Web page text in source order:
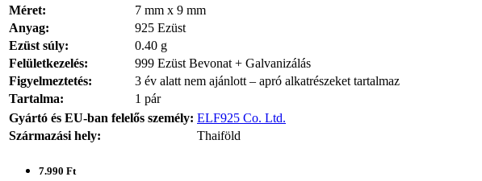
Méret:
7 mm x 9 mm
Anyag:
925 Ezüst
Ezüst súly:
0.40 g
Felületkezelés:
999 Ezüst Bevonat + Galvanizálás
Figyelmeztetés:
3 év alatt nem ajánlott – apró alkatrészeket tartalmaz
Tartalma:
1 pár
Gyártó és EU-ban felelős személy: ELF925 Co. Ltd.
Származási hely:
Thaiföld
7.990 Ft